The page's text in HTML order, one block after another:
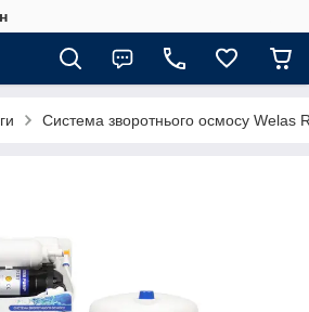
Система зворотнього осмосу Welas